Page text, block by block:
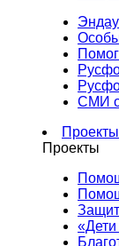
СМИ
Проекты
Проекты